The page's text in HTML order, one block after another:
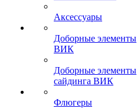
Аксессуары
Доборные элементы
ВИК
Доборные элементы
сайдинга ВИК
Флюгеры